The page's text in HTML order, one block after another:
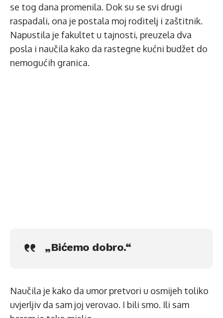
se tog dana promenila. Dok su se svi drugi
raspadali, ona je postala moj roditelj i zaštitnik.
Napustila je fakultet u tajnosti, preuzela dva
posla i naučila kako da rastegne kućni budžet do
nemogućih granica.
„Bićemo dobro.“
Naučila je kako da umor pretvori u osmijeh toliko
uvjerljiv da sam joj verovao. I bili smo. Ili sam